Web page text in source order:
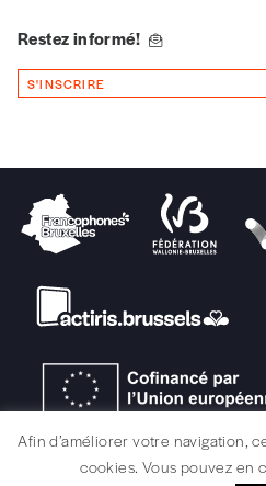
Restez informé!
S'INSCRIRE
Afin d’améliorer votre navigation,
cookies. Vous pouvez en